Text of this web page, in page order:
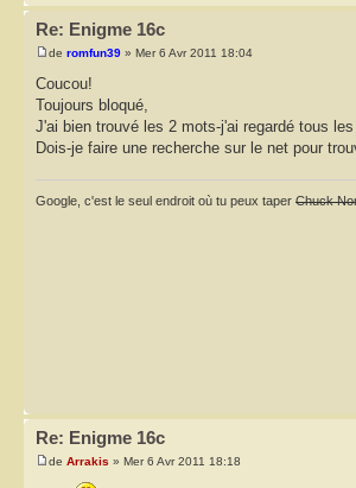
Re: Enigme 16c
de romfun39 » Mer 6 Avr 2011 18:04
Coucou!
Toujours bloqué,
J'ai bien trouvé les 2 mots-j'ai regardé tous
Dois-je faire une recherche sur le net pour
Google, c'est le seul endroit où tu peux taper Chuck
Re: Enigme 16c
de Arrakis » Mer 6 Avr 2011 18:18